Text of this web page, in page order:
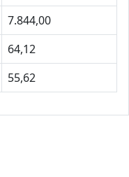
7.844,00
64,12
55,62